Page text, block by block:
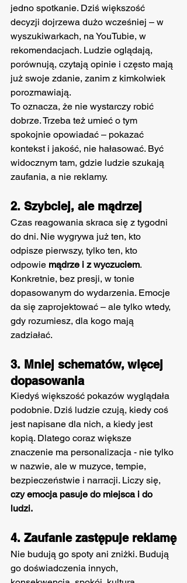
jedno spotkanie. Dziś większość
decyzji dojrzewa dużo wcześniej – w
wyszukiwarkach, na YouTubie, w
rekomendacjach. Ludzie oglądają,
porównują, czytają opinie i często mają
już swoje zdanie, zanim z kimkolwiek
porozmawiają.
To oznacza, że nie wystarczy robić
dobrze. Trzeba też umieć o tym
spokojnie opowiadać – pokazać
kontekst i jakość, nie hałasować. Być
widocznym tam, gdzie ludzie szukają
zaufania, a nie reklamy.
2. Szybciej, ale mądrzej
Czas reagowania skraca się z tygodni
do dni. Nie wygrywa już ten, kto
odpisze pierwszy, tylko ten, kto
odpowie mądrze i z wyczuciem.
Konkretnie, bez presji, w tonie
dopasowanym do wydarzenia. Emocje
da się zaprojektować – ale tylko wtedy,
gdy rozumiesz, dla kogo mają
zadziałać.
3. Mniej schematów, więcej
dopasowania
Kiedyś większość pokazów wyglądała
podobnie. Dziś ludzie czują, kiedy coś
jest napisane dla nich, a kiedy jest
kopią. Dlatego coraz większe
znaczenie ma personalizacja - nie tylko
w nazwie, ale w muzyce, tempie,
bezpieczeństwie i narracji. Liczy się,
czy emocja pasuje do miejsca i do
ludzi.
4. Zaufanie zastępuje reklamę
Nie budują go spoty ani zniżki. Budują
go doświadczenia innych,